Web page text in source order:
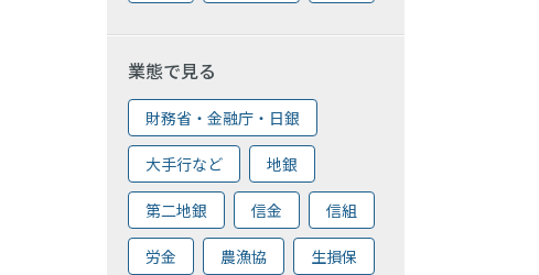
業態で見る
財務省・金融庁・日銀
大手行など 地銀
第二地銀 信金 信組
労金 農漁協 生損保